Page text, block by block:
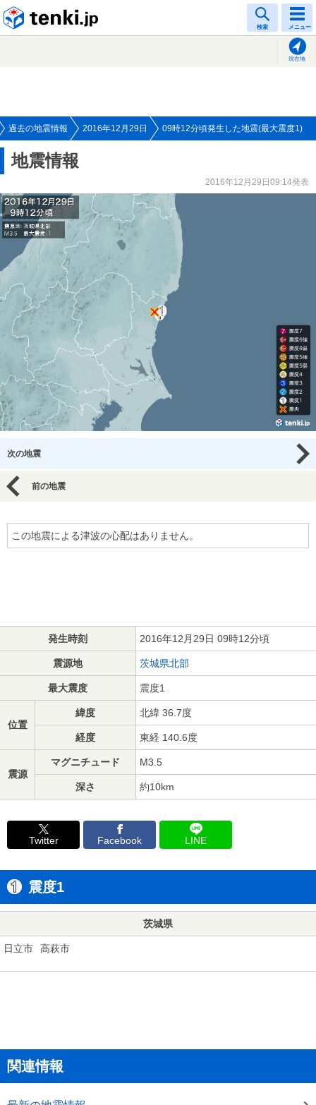
検索 メニュー
現在地
過去の地震情報 2016年12月29日 09時12分頃発生した地震(最大震度1)
地震情報
2016年12月29日09:14発表
次の地震
前の地震
この地震による津波の心配はありません。
発生時刻 2016年12月29日 09時12分頃
震源地 茨城県北部
最大震度 震度1
位置
緯度 北緯 36.7度
経度 東経 140.6度
震源
マグニチュード M3.5
深さ 約10km
Twitter Facebook LINE
震度1
茨城県
日立市 高萩市
関連情報